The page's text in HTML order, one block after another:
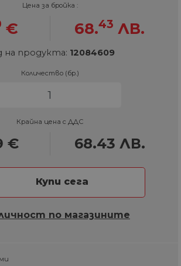
Цена за бройка :
€ 68.43 ЛВ.
на продукта: 12084609
Количество (бр.)
Крайна цена с ДДС
€ 68.43 ЛВ.
Купи сега
по магазините